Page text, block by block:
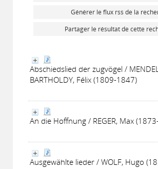
Générer le flux rss de la
Partager le résultat de cette
Abschiedslied der zugvögel /
BARTHOLDY, Félix (1809-1847)
An die Hoffnung / REGER, Max
Ausgewählte lieder / WOLF, Hugo